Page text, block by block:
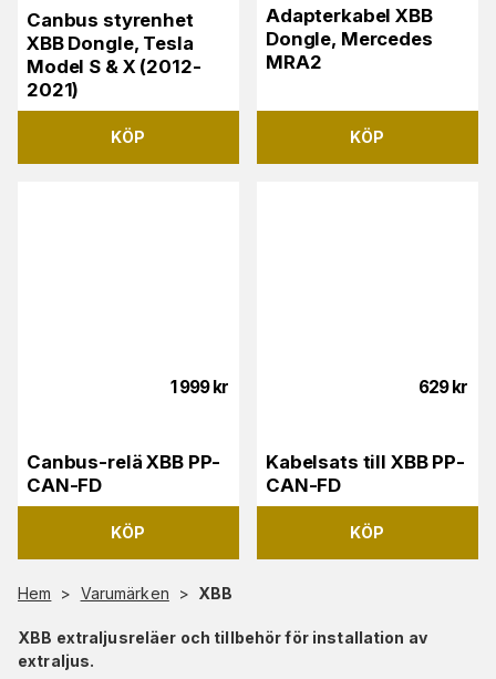
Canbus styrenhet
XBB Dongle, Tesla
Model S & X (2012-
2021)
KÖP
Adapterkabel XBB
Dongle, Mercedes
MRA2
KÖP
1 999 kr
Canbus-relä XBB PP-
CAN-FD
KÖP
629 kr
Kabelsats till XBB PP-
CAN-FD
KÖP
Hem > Varumärken > XBB
XBB extraljusreläer och tillbehör för installation av
extraljus.